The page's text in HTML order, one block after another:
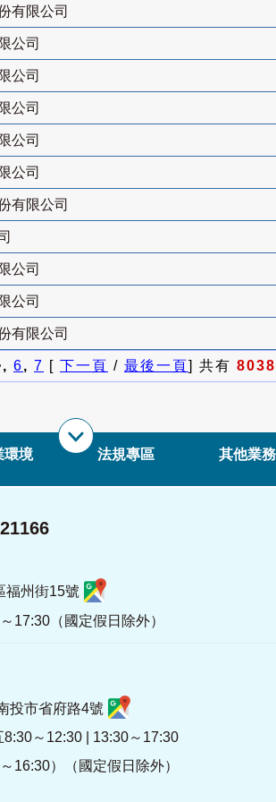
有限公司
公司
公司
公司
公司
公司
有限公司
公司
公司
有限公司
6, 7 [ 下一頁 / 最後一頁] 共有 8038
環境 法規專區 其他業務
福州街15號
17:30（國定假日除外）
投市省府路4號
～12:30 | 13:30～17:30
16:30）（國定假日除外）